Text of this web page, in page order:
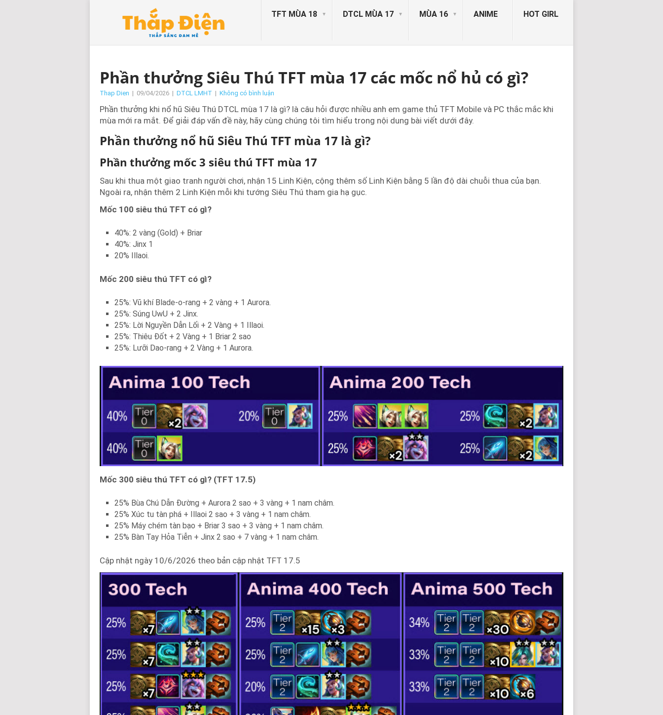
TFT MÙA 18 DTCL MÙA 17 MÙA 16 ANIME HOT GIRL
Phần thưởng Siêu Thú TFT mùa 17 các mốc nổ hủ có gì?
Thap Dien | 09/04/2026 | DTCL LMHT | Không có bình luận
Phần thưởng khi nổ hũ Siêu Thú DTCL mùa 17 là gì? là câu hỏi được nhiều anh em game thủ TFT Mobile và PC thắc mắc khi
mùa mới ra mắt. Để giải đáp vấn đề này, hãy cùng chúng tôi tìm hiểu trong nội dung bài viết dưới đây.
Phần thưởng nổ hũ Siêu Thú TFT mùa 17 là gì?
Phần thưởng mốc 3 siêu thú TFT mùa 17
Sau khi thua một giao tranh người chơi, nhận 15 Linh Kiện, cộng thêm số Linh Kiện bằng 5 lần độ dài chuỗi thua của bạn.
Ngoài ra, nhận thêm 2 Linh Kiện mỗi khi tướng Siêu Thú tham gia hạ gục.
Mốc 100 siêu thú TFT có gì?
40%: 2 vàng (Gold) + Briar
40%: Jinx 1
20% Illaoi.
Mốc 200 siêu thú TFT có gì?
25%: Vũ khí Blade-o-rang + 2 vàng + 1 Aurora.
25%: Súng UwU + 2 Jinx.
25%: Lời Nguyền Dẫn Lối + 2 Vàng + 1 Illaoi.
25%: Thiêu Đốt + 2 Vàng + 1 Briar 2 sao
25%: Lưỡi Dao-rang + 2 Vàng + 1 Aurora.
Mốc 300 siêu thú TFT có gì? (TFT 17.5)
25% Bùa Chú Dẫn Đường + Aurora 2 sao + 3 vàng + 1 nam châm.
25% Xúc tu tàn phá + Illaoi 2 sao + 3 vàng + 1 nam châm.
25% Máy chém tàn bạo + Briar 3 sao + 3 vàng + 1 nam châm.
25% Bàn Tay Hỏa Tiễn + Jinx 2 sao + 7 vàng + 1 nam châm.
Cập nhật ngày 10/6/2026 theo bản cập nhật TFT 17.5